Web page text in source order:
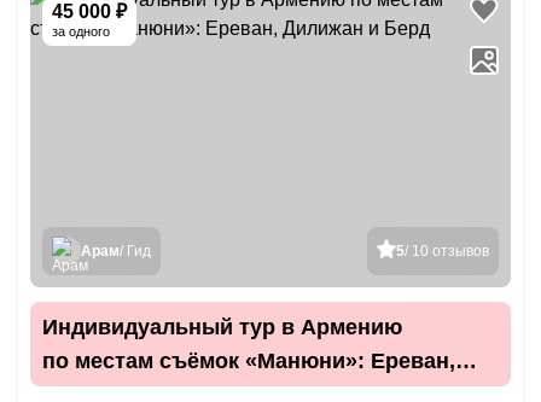
45 000 ₽
за одного
5/ 10 отзывов
Арам/ Гид
Индивидуальный тур в Армению
по местам съёмок «Манюни»: Ереван,